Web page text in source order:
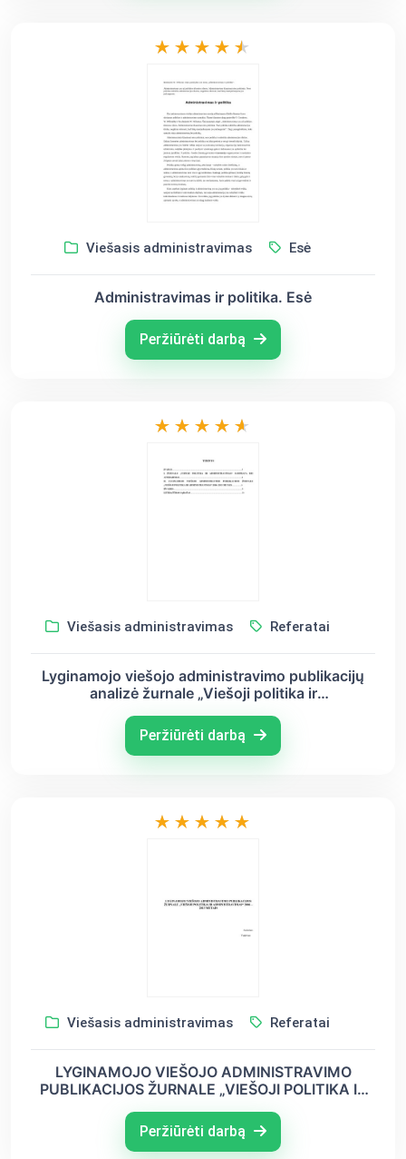
Viešasis administravimas Esė
Administravimas ir politika. Esė
Peržiūrėti darbą
Viešasis administravimas Referatai
Lyginamojo viešojo administravimo publikacijų
analizė žurnale „Viešoji politika ir
Peržiūrėti darbą
Viešasis administravimas Referatai
LYGINAMOJO VIEŠOJO ADMINISTRAVIMO
PUBLIKACIJOS ŽURNALE „VIEŠOJI POLITIKA IR
Peržiūrėti darbą